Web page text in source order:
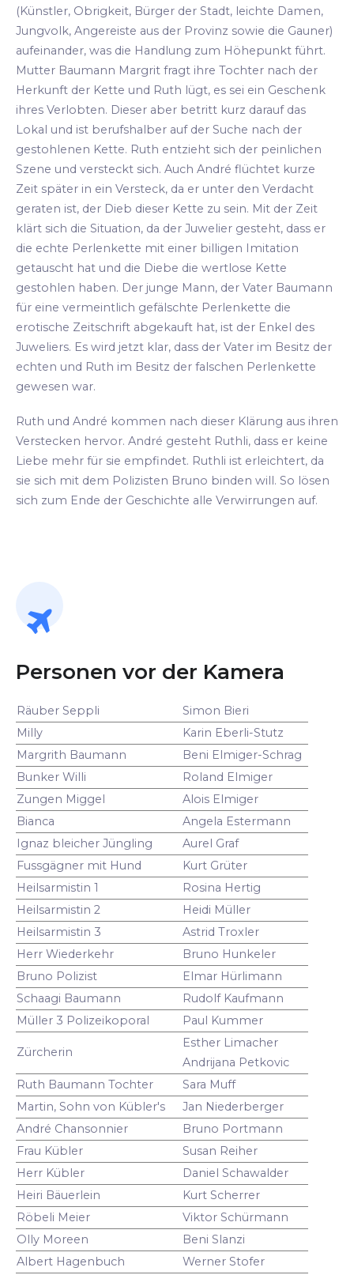
(Künstler, Obrigkeit, Bürger der Stadt, leichte Damen,
Jungvolk, Angereiste aus der Provinz sowie die Gauner)
aufeinander, was die Handlung zum Höhepunkt führt.
Mutter Baumann Margrit fragt ihre Tochter nach der
Herkunft der Kette und Ruth lügt, es sei ein Geschenk
ihres Verlobten. Dieser aber betritt kurz darauf das
Lokal und ist berufshalber auf der Suche nach der
gestohlenen Kette. Ruth entzieht sich der peinlichen
Szene und versteckt sich. Auch André flüchtet kurze
Zeit später in ein Versteck, da er unter den Verdacht
geraten ist, der Dieb dieser Kette zu sein. Mit der Zeit
klärt sich die Situation, da der Juwelier gesteht, dass er
die echte Perlenkette mit einer billigen Imitation
getauscht hat und die Diebe die wertlose Kette
gestohlen haben. Der junge Mann, der Vater Baumann
für eine vermeintlich gefälschte Perlenkette die
erotische Zeitschrift abgekauft hat, ist der Enkel des
Juweliers. Es wird jetzt klar, dass der Vater im Besitz der
echten und Ruth im Besitz der falschen Perlenkette
gewesen war.
Ruth und André kommen nach dieser Klärung aus ihren
Verstecken hervor. André gesteht Ruthli, dass er keine
Liebe mehr für sie empfindet. Ruthli ist erleichtert, da
sie sich mit dem Polizisten Bruno binden will. So lösen
sich zum Ende der Geschichte alle Verwirrungen auf.
Personen vor der Kamera
Räuber Seppli
Simon Bieri
Milly
Karin Eberli-Stutz
Margrith Baumann
Beni Elmiger-Schrag
Bunker Willi
Roland Elmiger
Zungen Miggel
Alois Elmiger
Bianca
Angela Estermann
Ignaz bleicher Jüngling
Aurel Graf
Fussgägner mit Hund
Kurt Grüter
Heilsarmistin 1
Rosina Hertig
Heilsarmistin 2
Heidi Müller
Heilsarmistin 3
Astrid Troxler
Herr Wiederkehr
Bruno Hunkeler
Bruno Polizist
Elmar Hürlimann
Schaagi Baumann
Rudolf Kaufmann
Müller 3 Polizeikoporal
Paul Kummer
Zürcherin
Esther Limacher
Andrijana Petkovic
Ruth Baumann Tochter
Sara Muff
Martin, Sohn von Kübler's
Jan Niederberger
André Chansonnier
Bruno Portmann
Frau Kübler
Susan Reiher
Herr Kübler
Daniel Schawalder
Heiri Bäuerlein
Kurt Scherrer
Röbeli Meier
Viktor Schürmann
Olly Moreen
Beni Slanzi
Albert Hagenbuch
Werner Stofer